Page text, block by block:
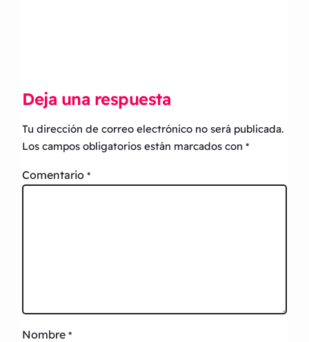
Deja una respuesta
Tu dirección de correo electrónico no será publicada.
Los campos obligatorios están marcados con *
Comentario *
Nombre *